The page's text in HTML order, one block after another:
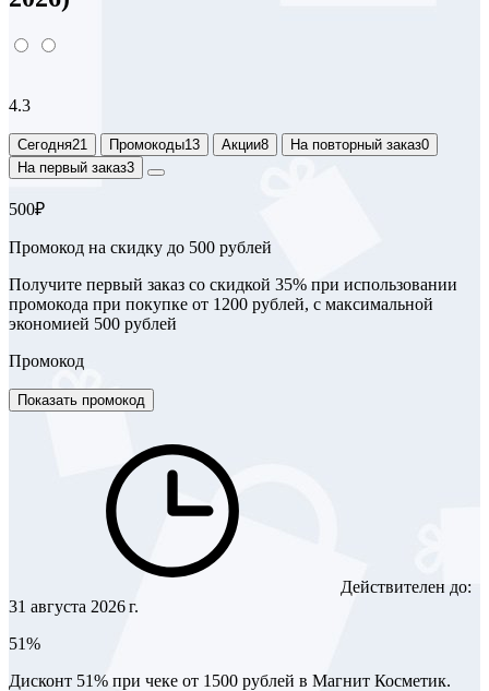
4.3
Сегодня21 Промокоды13 Акции8 На повторный заказ0
На первый заказ3
500₽
Промокод на скидку до 500 рублей
Получите первый заказ со скидкой 35% при использовании
промокода при покупке от 1200 рублей, с максимальной
экономией 500 рублей
Промокод
Показать промокод
Действителен до:
31 августа 2026 г.
51%
Дисконт 51% при чеке от 1500 рублей в Магнит Косметик.